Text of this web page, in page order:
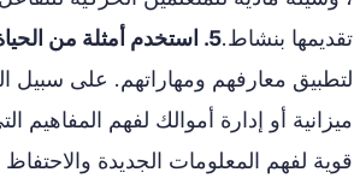
تقديمها بنشاط.5. استخدم أمثلة من الحياة الواقعية
لتطبيق معارفهم ومهاراتهم. على سبيل
ميزانية أو إدارة أموالك لفهم
قوية لفهم المعلومات الجديدة